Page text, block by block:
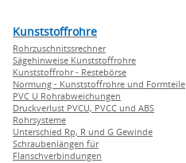
Kunststoffrohre
Rohrzuschnitssrechner
Sägehinweise Kunststoffrohre
Kunststoffrohr - Restebörse
Normung - Kunststoffrohre und Formteile
PVC U Rohrabweichungen
Druckverlust PVCU, PVCC und ABS
Rohrsysteme
Unterschied Rp, R und G Gewinde
Schraubenlängen für
Flanschverbindungen